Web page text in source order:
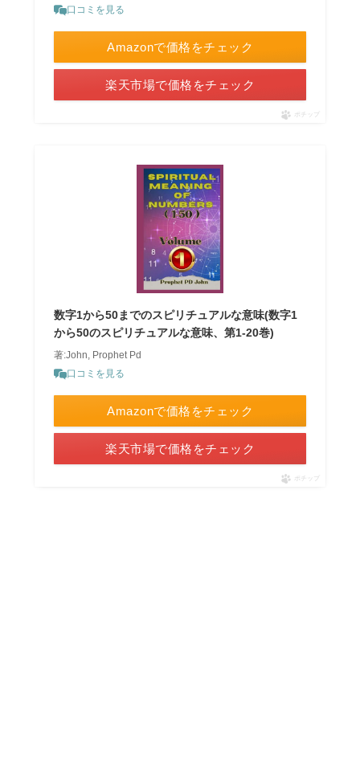
口コミを見る
Amazonで価格をチェック
楽天市場で価格をチェック
ポチップ
数字1から50までのスピリチュアルな意味(数字1
から50のスピリチュアルな意味、第1-20巻)
著:John, Prophet Pd
口コミを見る
Amazonで価格をチェック
楽天市場で価格をチェック
ポチップ